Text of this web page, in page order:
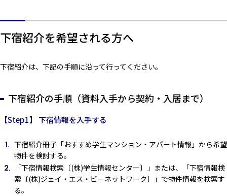
下宿紹介を希望される方へ
下宿紹介は、下記の手順に沿って行ってください。
下宿紹介の手順（資料入手から契約・入居まで）
【Step1】 下宿情報を入手する
下宿紹介冊子「おすすめ学生マンション・アパート情報」から希望
物件を検討する。
「下宿情報検索〔(株)学生情報センター〕」または、「下宿情報検
索〔(株)ジェイ・エス・ビーネットワーク〕」で物件情報を検索す
る。